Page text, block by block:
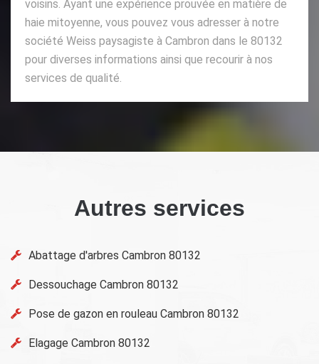
voisins. Ayant une expérience prouvée en matière de
haie mitoyenne, vous pouvez vous adresser à notre
société Weiss paysagiste à Cambron dans le 80132
pour diverses informations ainsi que recourir à nos
services de qualité.
Autres services
Abattage d'arbres Cambron 80132
Dessouchage Cambron 80132
Pose de gazon en rouleau Cambron 80132
Elagage Cambron 80132